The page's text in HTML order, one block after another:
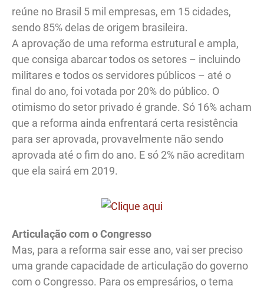
reúne no Brasil 5 mil empresas, em 15 cidades,
sendo 85% delas de origem brasileira.
A aprovação de uma reforma estrutural e ampla,
que consiga abarcar todos os setores – incluindo
militares e todos os servidores públicos – até o
final do ano, foi votada por 20% do público. O
otimismo do setor privado é grande. Só 16% acham
que a reforma ainda enfrentará certa resistência
para ser aprovada, provavelmente não sendo
aprovada até o fim do ano. E só 2% não acreditam
que ela sairá em 2019.
Articulação com o Congresso
Mas, para a reforma sair esse ano, vai ser preciso
uma grande capacidade de articulação do governo
com o Congresso. Para os empresários, o tema